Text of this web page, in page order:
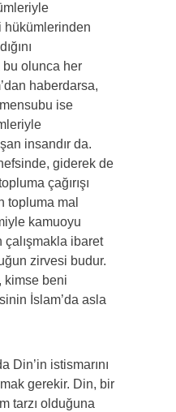
hükümlerinden
bu olunca her
haberdarsa,
ise
insandır da.
giderek de
çağırışı
topluma mal
kamuoyu
ibaret
zirvesi budur.
kimse beni
İslam’da asla
Din’in istismarını
gerekir. Din, bir
tarzı olduğuna